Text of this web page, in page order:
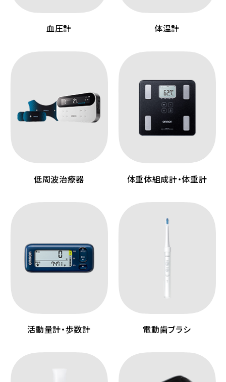
血圧計 体温計
低周波治療器 体重体組成計・体重計
活動量計・歩数計 電動歯ブラシ